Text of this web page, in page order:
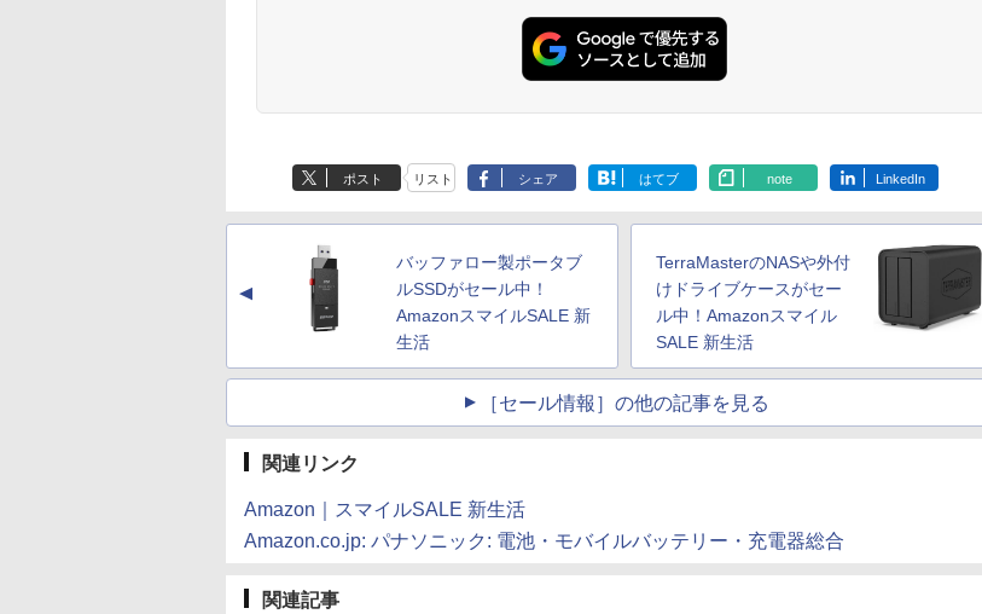
ポスト リスト シェア はてブ note LinkedIn
▲
バッファロー製ポータブ
ルSSDがセール中！
AmazonスマイルSALE 新
生活
TerraMasterのNASや外付
けドライブケースがセー
ル中！Amazonスマイル
SALE 新生活
［セール情報］の他の記事を見る
関連リンク
Amazon｜スマイルSALE 新生活
Amazon.co.jp: パナソニック: 電池・モバイルバッテリー・充電器総合
関連記事